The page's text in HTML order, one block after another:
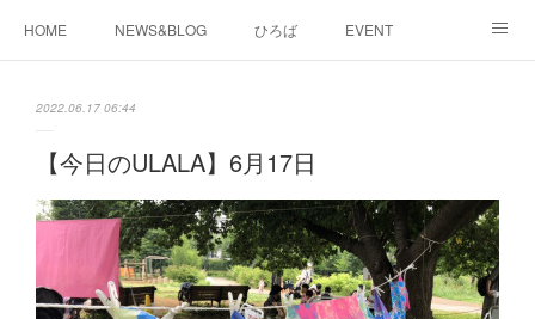
HOME NEWS&BLOG ひろば EVENT
2022.06.17 06:44
【今日のULALA】6月17日